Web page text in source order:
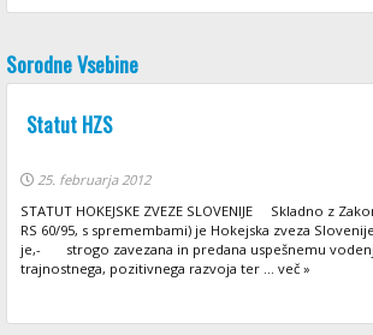
Sorodne Vsebine
Statut HZS
25. februarja 2012
STATUT HOKEJSKE ZVEZE SLOVENIJE Skladno z
RS 60/95, s spremembami) je Hokejska zveza
je,- strogo zavezana in predana uspešnemu
trajnostnega, pozitivnega razvoja ter ... več »